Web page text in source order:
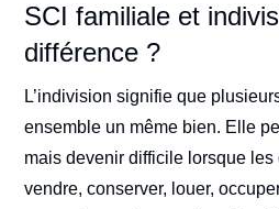
SCI familiale et
différence ?
L’indivision signifie que
ensemble un même bien. Elle
mais devenir difficile lorsque les
vendre, conserver, louer,